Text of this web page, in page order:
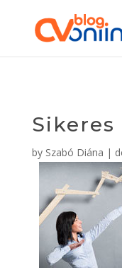
by Szabó Diána |